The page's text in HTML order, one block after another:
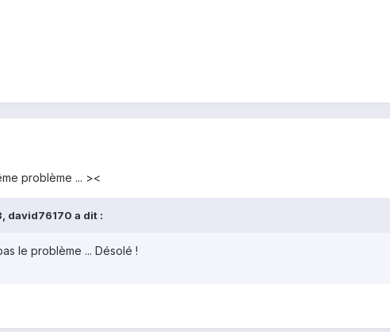
problème ... ><
david76170 a dit :
le problème ... Désolé !